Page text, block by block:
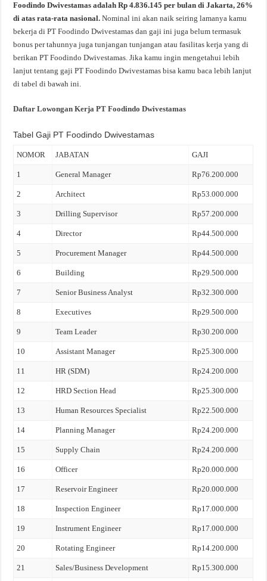
Foodindo Dwivestamas adalah Rp 4.836.145 per bulan di Jakarta, 26%
di atas rata-rata nasional.Nominal ini akan naik seiring lamanya kamu
bekerja di PT Foodindo Dwivestamas dan gaji ini juga belum termasuk
bonus per tahunnya juga tunjangan tunjangan atau fasilitas kerja yang di
berikan PT Foodindo Dwivestamas. Jika kamu ingin mengetahui lebih
lanjut tentang gaji PT Foodindo Dwivestamas bisa kamu baca lebih lanjut
di tabel di bawah ini.
Daftar Lowongan Kerja PT Foodindo Dwivestamas
Tabel Gaji PT Foodindo Dwivestamas
NOMOR JABATAN GAJI
1 General Manager Rp76.200.000
2 Architect Rp53.000.000
3 Drilling Supervisor Rp57.200.000
4 Director Rp44.500.000
5 Procurement Manager Rp44.500.000
6 Building Rp29.500.000
7 Senior Business Analyst Rp32.300.000
8 Executives Rp29.500.000
9 Team Leader Rp30.200.000
10 Assistant Manager Rp25.300.000
11 HR (SDM) Rp24.200.000
12 HRD Section Head Rp25.300.000
13 Human Resources Specialist Rp22.500.000
14 Planning Manager Rp24.200.000
15 Supply Chain Rp24.200.000
16 Officer Rp20.000.000
17 Reservoir Engineer Rp20.000.000
18 Inspection Engineer Rp17.000.000
19 Instrument Engineer Rp17.000.000
20 Rotating Engineer Rp14.200.000
21 Sales/Business Development Rp15.300.000